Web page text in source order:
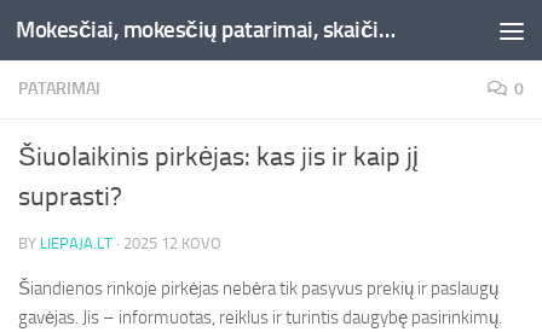
Skip to content Mokesčiai, mokesčių patarimai, skaičiuoklės, straipsniai -Liepaja.lt
PATARIMAI 0
Šiuolaikinis pirkėjas: kas jis ir kaip jį
suprasti?
BY LIEPAJA.LT · 2025 12 KOVO
Šiandienos rinkoje pirkėjas nebėra tik pasyvus prekių ir paslaugų
gavėjas. Jis – informuotas, reiklus ir turintis daugybę pasirinkimų.